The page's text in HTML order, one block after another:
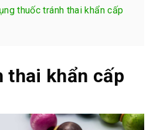
thuốc tránh thai khẩn cấp
thai khẩn cấp